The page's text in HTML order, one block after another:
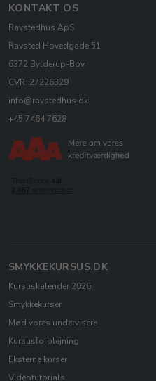
KONTAKT OS
Ravstedhus ApS
Ravsted Hovedgade 51
6372 Bylderup-Bov
CVR: 27226329
info@ravstedhus.dk
+45 7464 7628
SMYKKEKURSUS.DK
Kursuskalender 2026
Smykkekurser
Mød vores undervisere
Kursusforplejning
Eksterne kurser
Videotutorials